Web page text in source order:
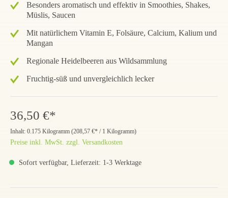
Besonders aromatisch und effektiv in Smoothies, Shakes,
Müslis, Saucen
Mit natürlichem Vitamin E, Folsäure, Calcium, Kalium und
Mangan
Regionale Heidelbeeren aus Wildsammlung
Fruchtig-süß und unvergleichlich lecker
36,50 €*
Inhalt: 0.175 Kilogramm (208,57 €* / 1 Kilogramm)
Preise inkl. MwSt. zzgl. Versandkosten
Sofort verfügbar, Lieferzeit: 1-3 Werktage